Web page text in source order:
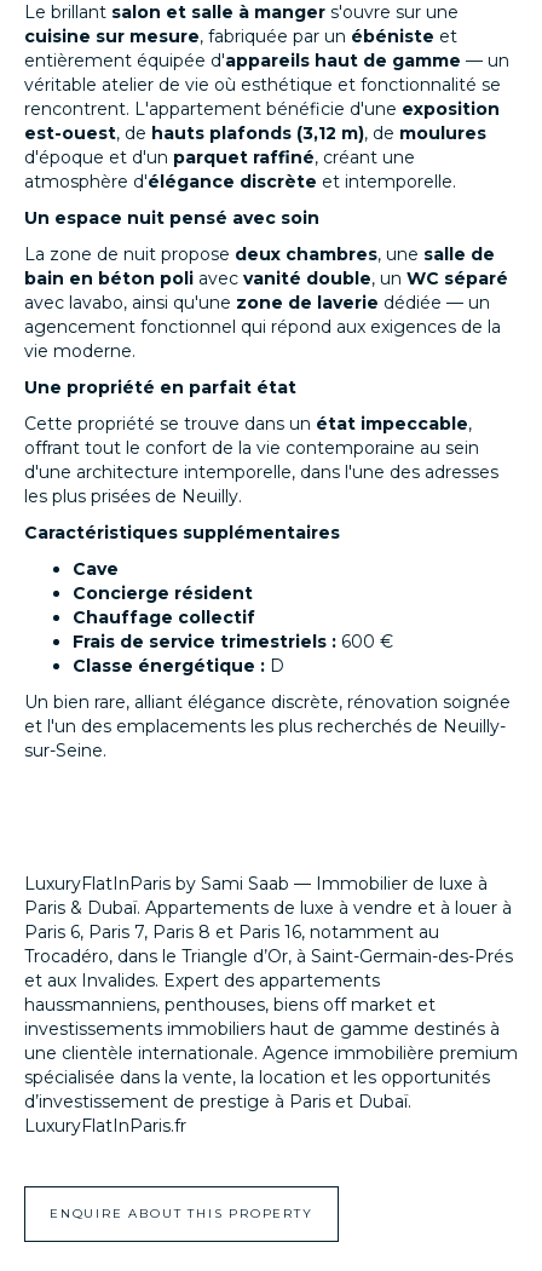
Le brillant salon et salle à manger s'ouvre sur une
cuisine sur mesure, fabriquée par un ébéniste et
entièrement équipée d'appareils haut de gamme — un
véritable atelier de vie où esthétique et fonctionnalité se
rencontrent. L'appartement bénéficie d'une exposition
est-ouest, de hauts plafonds (3,12 m), de moulures
d'époque et d'un parquet raffiné, créant une
atmosphère d'élégance discrète et intemporelle.
Un espace nuit pensé avec soin
La zone de nuit propose deux chambres, une salle de
bain en béton poli avec vanité double, un WC séparé
avec lavabo, ainsi qu'une zone de laverie dédiée — un
agencement fonctionnel qui répond aux exigences de la
vie moderne.
Une propriété en parfait état
Cette propriété se trouve dans un état impeccable,
offrant tout le confort de la vie contemporaine au sein
d'une architecture intemporelle, dans l'une des adresses
les plus prisées de Neuilly.
Caractéristiques supplémentaires
Cave
Concierge résident
Chauffage collectif
Frais de service trimestriels : 600 €
Classe énergétique : D
Un bien rare, alliant élégance discrète, rénovation soignée
et l'un des emplacements les plus recherchés de Neuilly-
sur-Seine.
LuxuryFlatInParis by Sami Saab — Immobilier de luxe à
Paris & Dubaï. Appartements de luxe à vendre et à louer à
Paris 6, Paris 7, Paris 8 et Paris 16, notamment au
Trocadéro, dans le Triangle d’Or, à Saint-Germain-des-Prés
et aux Invalides. Expert des appartements
haussmanniens, penthouses, biens off market et
investissements immobiliers haut de gamme destinés à
une clientèle internationale. Agence immobilière premium
spécialisée dans la vente, la location et les opportunités
d’investissement de prestige à Paris et Dubaï.
LuxuryFlatInParis.fr
ENQUIRE ABOUT THIS PROPERTY